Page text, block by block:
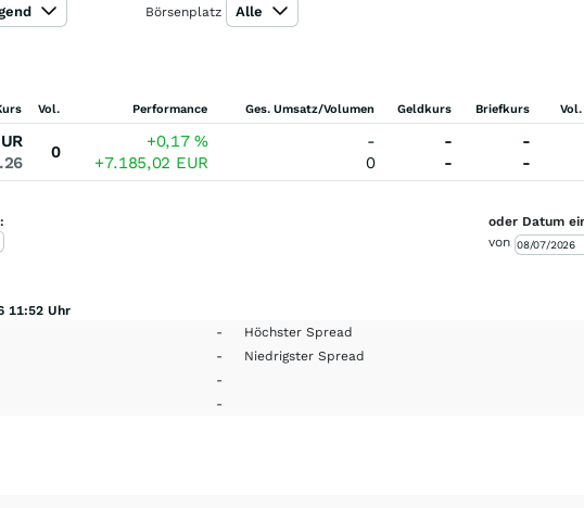
Börsenplatz Alle
Vol. Performance Ges. Umsatz/Volumen Geldkurs Briefkurs
0
+0,17%
+7.185,02 EUR
-
0
-
-
-
-
oder Datum
von
11:52 Uhr
-
Höchster Spread
-
Niedrigster Spread
-
-